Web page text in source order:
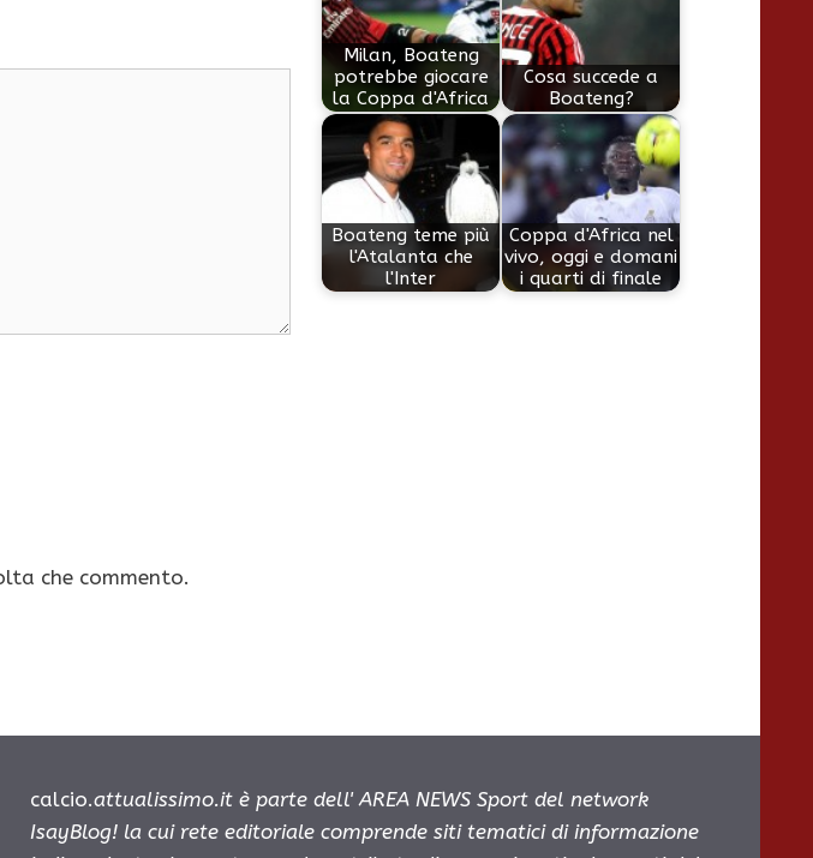
che commento.
Milan, Boateng
potrebbe giocare
la Coppa d'Africa
Cosa succede a
Boateng?
Boateng teme più
l'Atalanta che
l'Inter
Coppa d'Africa nel
vivo, oggi e domani
i quarti di finale
calcio.attualissimo.it è parte dell' AREA NEWS Sport del network
IsayBlog! la cui rete editoriale comprende siti tematici di informazione